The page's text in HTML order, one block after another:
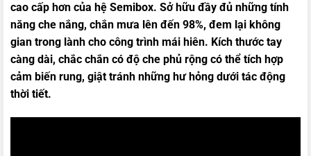
cao cấp hơn của hệ Semibox. Sở hữu đầy đủ những tính
năng che nắng, chắn mưa lên đến 98%, đem lại không
gian trong lành cho công trình mái hiên. Kích thước tay
càng dài, chắc chắn có độ che phủ rộng có thể tích hợp
cảm biến rung, giật tránh những hư hỏng dưới tác động
thời tiết.